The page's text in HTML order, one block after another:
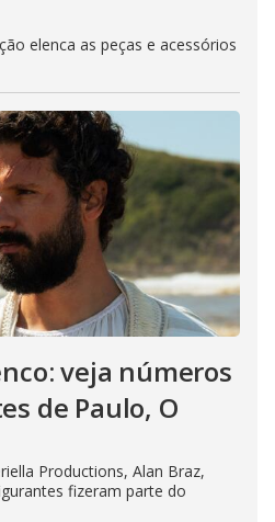
elenca as peças e acessórios
veja números
de Paulo, O
Productions, Alan Braz,
fizeram parte do